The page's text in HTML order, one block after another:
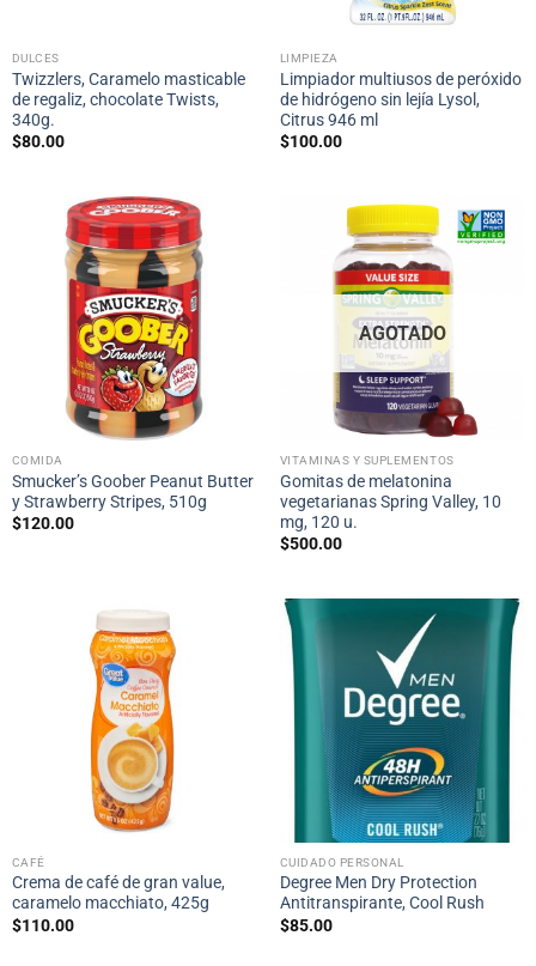
DULCES
Twizzlers, Caramelo masticable
de regaliz, chocolate Twists,
340g.
$80.00
LIMPIEZA
Limpiador multiusos de peróxido
de hidrógeno sin lejía Lysol,
Citrus 946 ml
$100.00
COMIDA
Smucker’s Goober Peanut Butter
y Strawberry Stripes, 510g
$120.00
AGOTADO
VITAMINAS Y SUPLEMENTOS
Gomitas de melatonina
vegetarianas Spring Valley, 10
mg, 120 u.
$500.00
CAFÉ
Crema de café de gran value,
caramelo macchiato, 425g
$110.00
CUIDADO PERSONAL
Degree Men Dry Protection
Antitranspirante, Cool Rush
$85.00